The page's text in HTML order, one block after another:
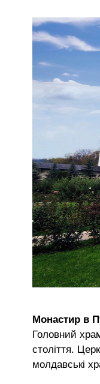
Монастир в
Головний
століття.
молдавські